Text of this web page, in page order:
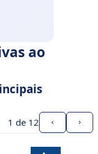
ao
1 de 12